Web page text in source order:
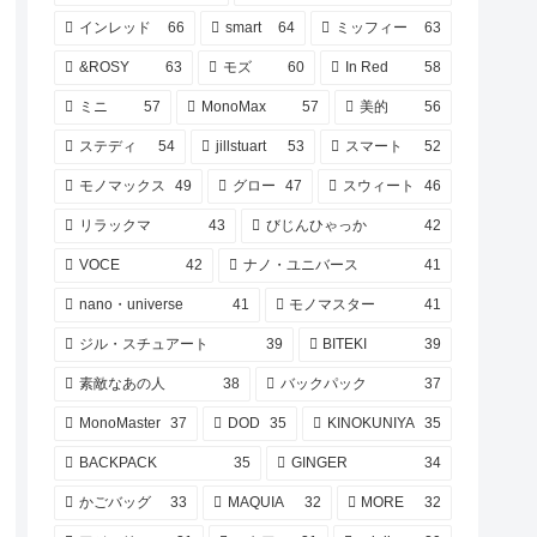
インレッド 66 smart 64 ミッフィー 63
&ROSY 63 モズ 60 In Red 58
ミニ 57 MonoMax 57 美的 56
ステディ 54 jillstuart 53 スマート 52
モノマックス 49 グロー 47 スウィート 46
リラックマ 43 びじんひゃっか 42
VOCE 42 ナノ・ユニバース 41
nano・universe 41 モノマスター 41
ジル・スチュアート 39 BITEKI 39
素敵なあの人 38 バックパック 37
MonoMaster 37 DOD 35 KINOKUNIYA 35
BACKPACK 35 GINGER 34
かごバッグ 33 MAQUIA 32 MORE 32